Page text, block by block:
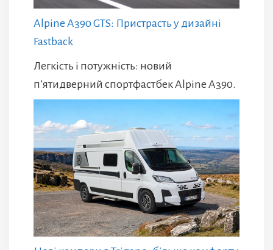
Alpine A390 GTS: Пристрасть у дизайні
Fastback
Легкість і потужність: новий
п’ятидверний спортфастбек Alpine A390.